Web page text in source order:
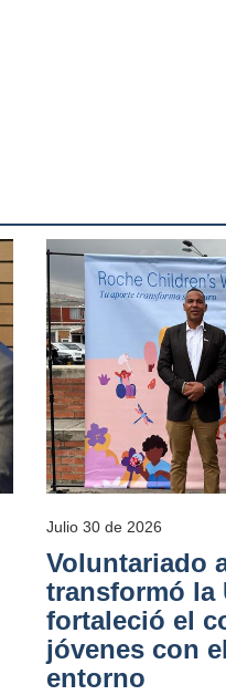
Julio 30 de 2026
Voluntariado
transformó la
fortaleció el
jóvenes con
entorno